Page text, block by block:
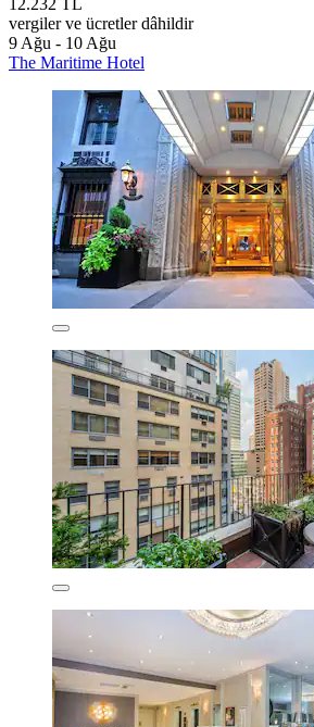
12.232 TL
vergiler ve ücretler dâhildir
9 Ağu - 10 Ağu
The Maritime Hotel